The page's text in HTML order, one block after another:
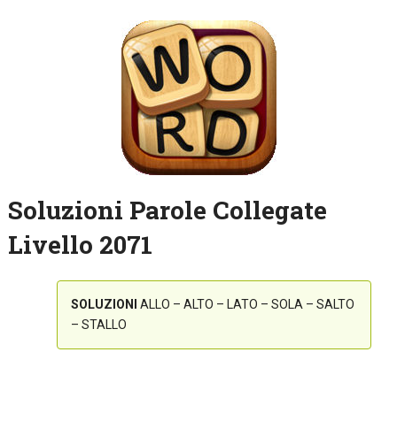
Soluzioni Parole Collegate
Livello 2071
SOLUZIONI
ALLO – ALTO – LATO – SOLA – SALTO
– STALLO